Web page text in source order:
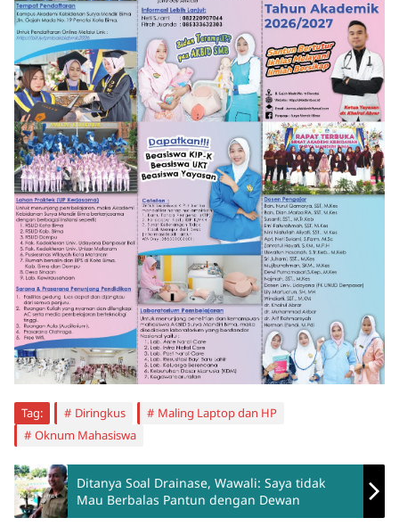
Tag: Diringkus
Maling Laptop dan HP
Oknum Mahasiswa
Ditanya Soal Drainase, Wawali: Saya tidak
Mau Berbalas Pantun dengan Dewan